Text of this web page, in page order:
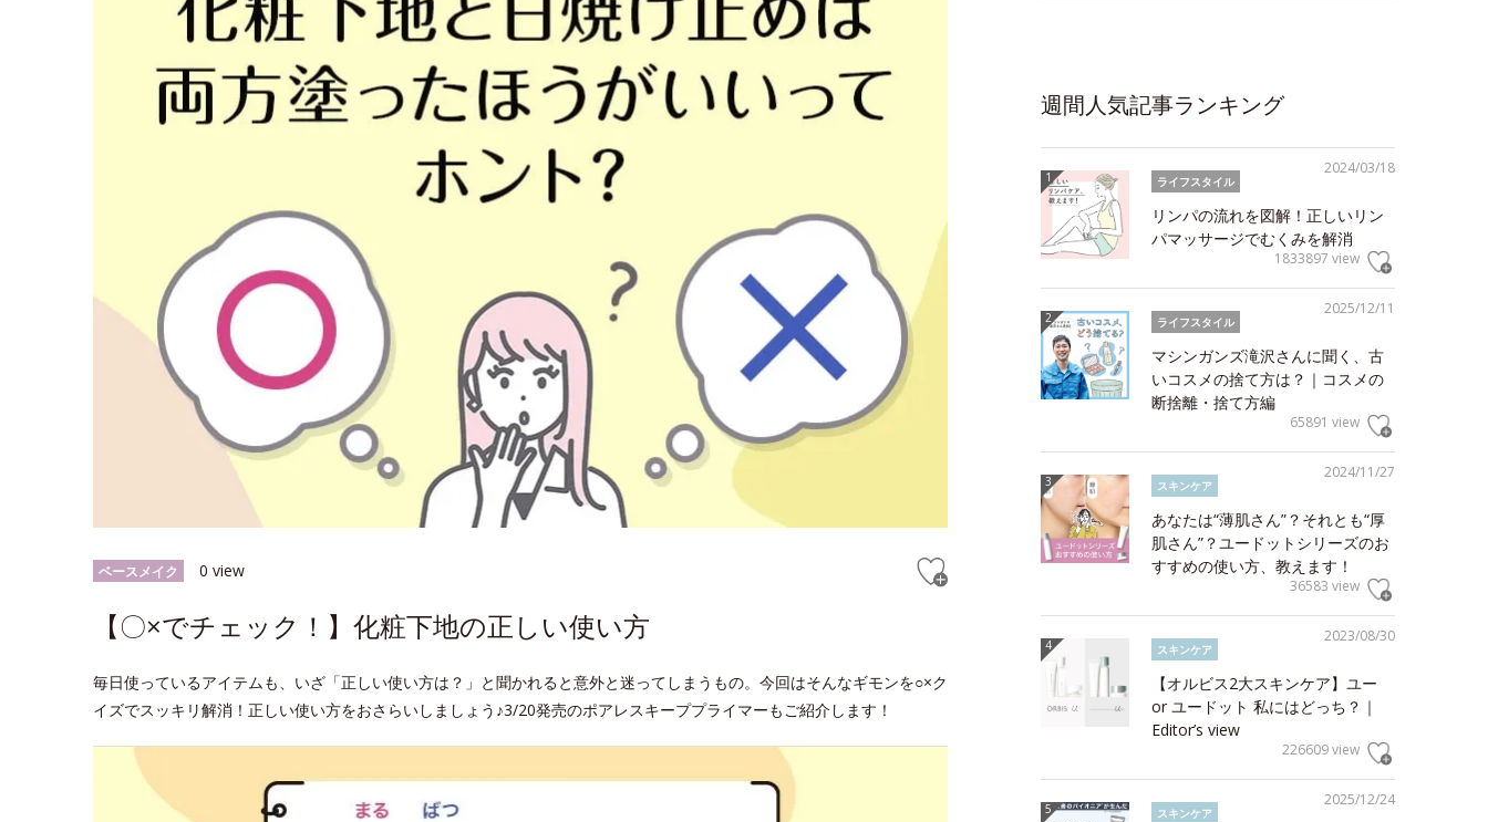
ベースメイク 0 view
【〇×でチェック！】化粧下地の正しい使い方
毎日使っているアイテムも、いざ「正しい使い方は？」と聞かれると意外と迷ってしまうもの。今回はそんなギモンを○×ク
イズでスッキリ解消！正しい使い方をおさらいしましょう♪3/20発売のポアレスキーププライマーもご紹介します！
週間人気記事ランキング
2024/03/18
ライフスタイル
リンパの流れを図解！正しいリン
パマッサージでむくみを解消
1833897 view
2025/12/11
ライフスタイル
マシンガンズ滝沢さんに聞く、古
いコスメの捨て方は？｜コスメの
断捨離・捨て方編
65891 view
2024/11/27
スキンケア
あなたは“薄肌さん”？それとも“厚
肌さん”？ユードットシリーズのお
すすめの使い方、教えます！
36583 view
2023/08/30
スキンケア
【オルビス2大スキンケア】ユー
or ユードット 私にはどっち？｜
Editor’s view
226609 view
2025/12/24
スキンケア